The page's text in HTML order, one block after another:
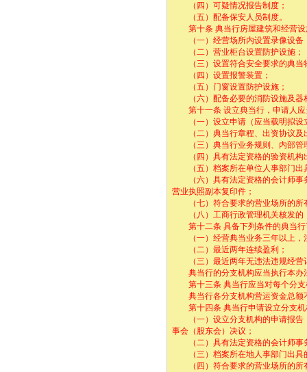
（四）可疑情况报告制度；
（五）配备保安人员制度。
第十条 典当行房屋建筑和经营设
（一）经营场所内设置录像设备
（二）营业柜台设置防护设施；
（三）设置符合安全要求的典当
（四）设置报警装置；
（五）门窗设置防护设施；
（六）配备必要的消防设施及器
第十一条 设立典当行，申请人应
（一）设立申请（应当载明拟设
（二）典当行章程、出资协议及
（三）典当行业务规则、内部管
（四）具有法定资格的验资机构
（五）档案所在单位人事部门出
（六）具有法定资格的会计师事
营业执照副本复印件；
（七）符合要求的营业场所的所
（八）工商行政管理机关核发的
第十二条 具备下列条件的典当行
（一）经营典当业务三年以上，
（二）最近两年连续盈利；
（三）最近两年无违法违规经营
典当行的分支机构应当执行本办
第十三条 典当行应当对每个分支
典当行各分支机构营运资金总额
第十四条 典当行申请设立分支机
（一）设立分支机构的申请报告
事会（股东会）决议；
（二）具有法定资格的会计师事
（三）档案所在地人事部门出具
（四）符合要求的营业场所的所